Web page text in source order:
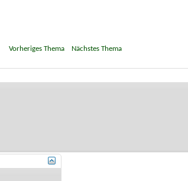
Vorheriges Thema| Nächstes Thema